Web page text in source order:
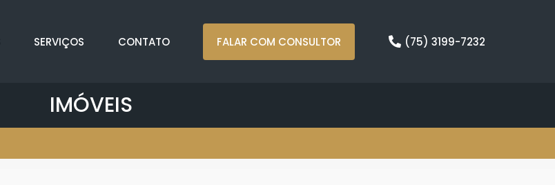
SERVIÇOS CONTATO FALAR COM CONSULTOR (75) 3199-7232
IMÓVEIS